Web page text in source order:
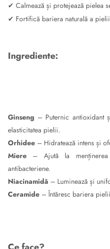
✔ Calmează și protejează pielea
✔ Fortifică bariera naturală a pielii
Ingrediente:
Ginseng – Puternic antioxidant
elasticitatea pielii.
Orhidee – Hidratează intens și
Miere – Ajută la
antibacteriene.
Niacinamidă – Luminează și
Ceramide – Întăresc bariera